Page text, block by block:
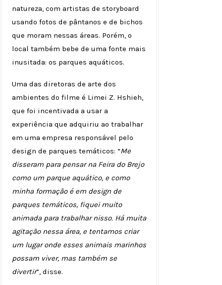
natureza, com artistas de storyboard
usando fotos de pântanos e de bichos
que moram nessas áreas. Porém, o
local também bebe de uma fonte mais
inusitada: os parques aquáticos.
Uma das diretoras de arte dos
ambientes do filme é Limei Z. Hshieh,
que foi incentivada a usar a
experiência que adquiriu ao trabalhar
em uma empresa responsável pelo
design de parques temáticos: “Me
disseram para pensar na Feira do Brejo
como um parque aquático, e como
minha formação é em design de
parques temáticos, fiquei muito
animada para trabalhar nisso. Há muita
agitação nessa área, e tentamos criar
um lugar onde esses animais marinhos
possam viver, mas também se
divertir”, disse.